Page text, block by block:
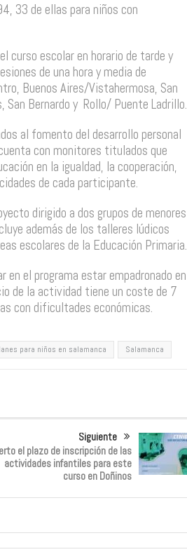
33 de ellas para niños con
curso escolar en horario de tarde y
de una hora y media de
Buenos Aires/Vistahermosa, San
San Bernardo y Rollo/ Puente Ladrillo.
al fomento del desarrollo personal
con monitores titulados que
en la igualdad, la cooperación,
de cada participante.
dirigido a dos grupos de menores
además de los talleres lúdicos
escolares de la Educación Primaria.
el programa estar empadronado en
de la actividad tiene un coste de 7
con dificultades económicas.
para niños en salamanca Salamanca
Siguiente
el plazo de inscripción de las
actividades infantiles para este
curso en Doñinos